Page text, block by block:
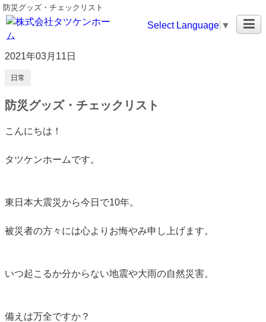
防災グッズ・チェックリスト
Select Language ▼
2021年03月11日
日常
防災グッズ・チェックリスト
こんにちは！
タツケンホームです。
東日本大震災から今日で10年。
被災者の方々には心よりお悔やみ申し上げます。
いつ起こるか分からない地震や大雨の自然災害。
備えは万全ですか？